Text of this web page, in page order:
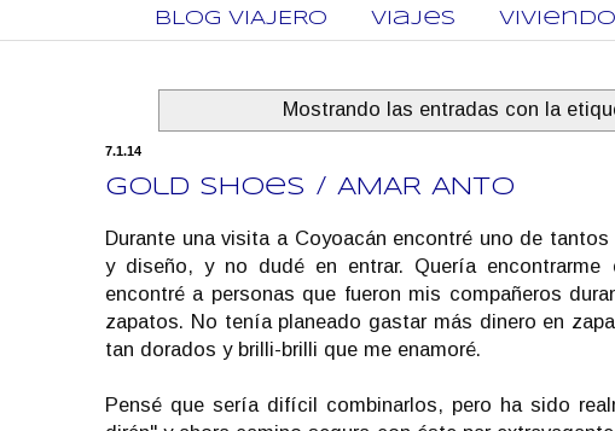
BLOG VIAJERO Viajes
Mostrando las entradas con la
7.1.14
Gold Shoes / AMAR ANTO
Durante una visita a Coyoacán encontré uno de
y diseño, y no dudé en entrar. Quería
encontré a personas que fueron mis compañeros
zapatos. No tenía planeado gastar más dinero en
tan dorados y brilli-brilli que me enamoré.
Pensé que sería difícil combinarlos, pero ha sido